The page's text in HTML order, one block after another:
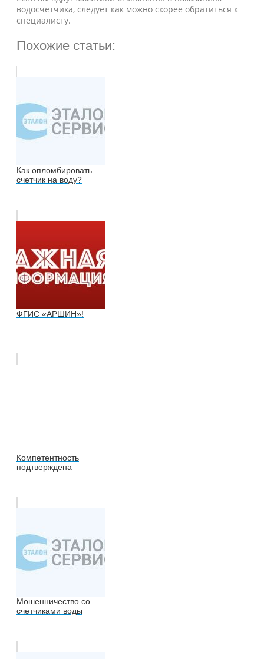
водосчетчика, следует как можно скорее обратиться к
специалисту.
Похожие статьи:
Как опломбировать
счетчик на воду?
ФГИС «АРШИН»!
Компетентность
подтверждена
Мошенничество со
счетчиками воды